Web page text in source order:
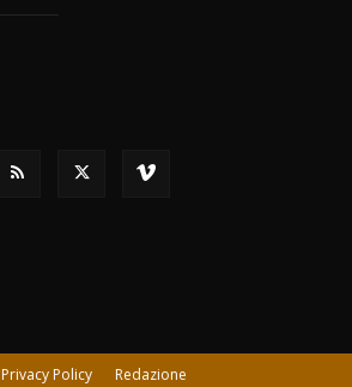
Privacy Policy Redazione